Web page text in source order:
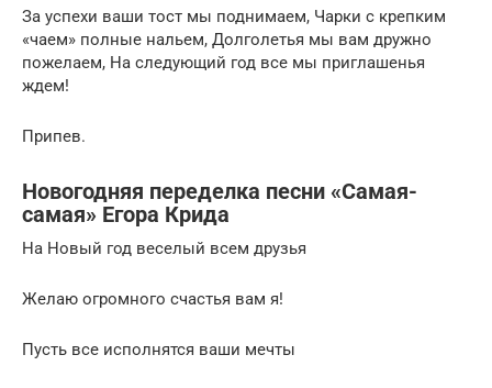
За успехи ваши тост мы поднимаем, Чарки с крепким
«чаем» полные нальем, Долголетья мы вам дружно
пожелаем, На следующий год все мы приглашенья
ждем!
Припев.
Новогодняя переделка песни «Самая-
самая» Егора Крида
На Новый год веселый всем друзья
Желаю огромного счастья вам я!
Пусть все исполнятся ваши мечты